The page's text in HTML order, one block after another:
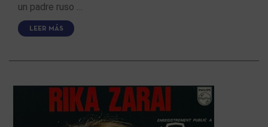
un padre ruso …
LEER MÁS